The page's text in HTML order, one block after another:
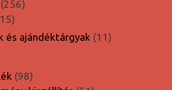
256256
1515
termék
és ajándéktárgyak 1111
9898